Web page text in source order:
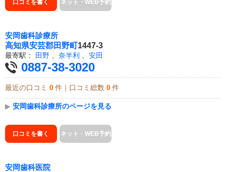
口コミを書く ネット・WEB予約
安岡歯科診療所
高知県安芸郡田野町1447-3
最寄駅： 田野 奈半利 安田
0887-38-3020
最近の口コミ 0 件｜口コミ総数 0 件
▶ 安岡歯科診療所のページを見る
口コミを書く ネット・WEB予約
安岡歯科医院